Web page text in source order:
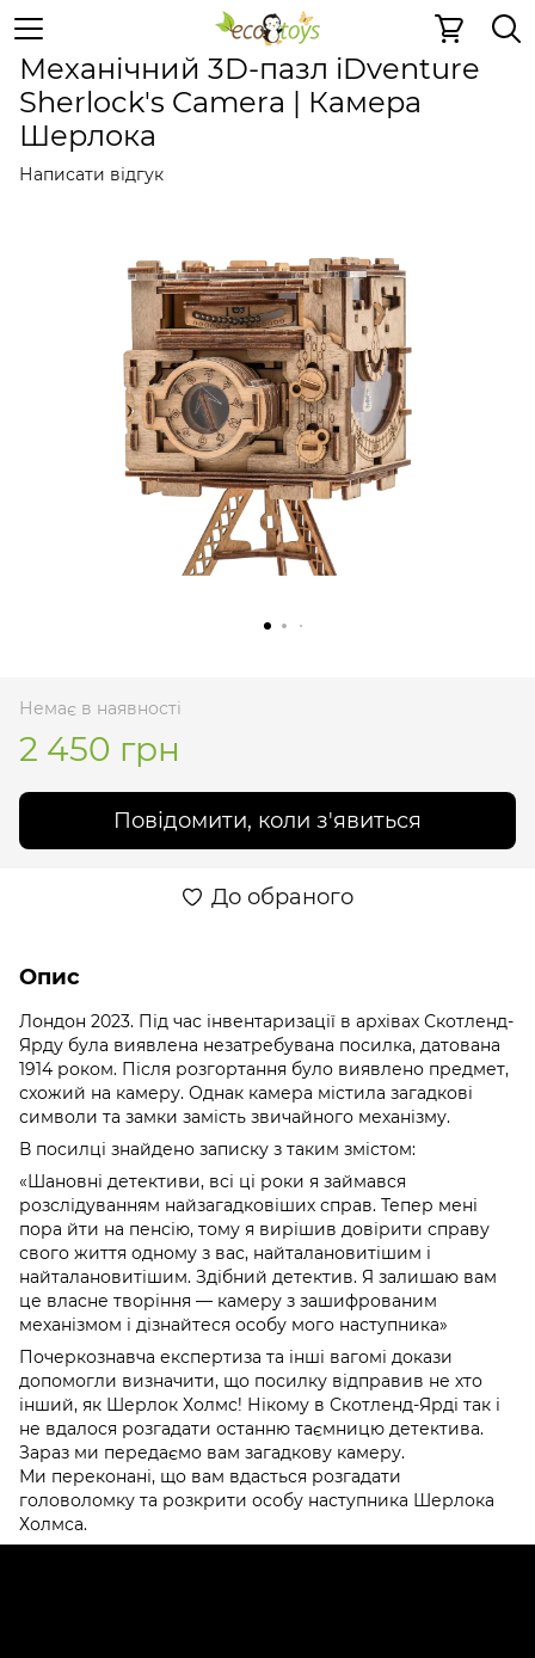
Дерев'яні конструктори Скриньки і квестбокси
Механічний 3D-пазл iDventure
Sherlock's Camera | Камера
Шерлока
Написати відгук
Немає в наявності
2 450 грн
Повідомити, коли з'явиться
До обраного
Опис
Лондон 2023. Під час інвентаризації в архівах Скотленд-
Ярду була виявлена ​​незатребувана посилка, датована
1914 роком. Після розгортання було виявлено предмет,
схожий на камеру. Однак камера містила загадкові
символи та замки замість звичайного механізму.
В посилці знайдено записку з таким змістом:
Шановні детективи, всі ці роки я займався
розслідуванням найзагадковіших справ. Тепер мені
пора йти на пенсію, тому я вирішив довірити справу
свого життя одному з вас, найталановитішим і
найталановитішим. Здібний детектив. Я залишаю вам
це власне творіння — камеру з зашифрованим
механізмом і дізнайтеся особу мого наступника
Почеркознавча експертиза та інші вагомі докази
допомогли визначити, що посилку відправив не хто
інший, як Шерлок Холмс! Нікому в Скотленд-Ярді так і
не вдалося розгадати останню таємницю детектива.
Зараз ми передаємо вам загадкову камеру.
Ми переконані, що вам вдасться розгадати
головоломку та розкрити особу наступника Шерлока
Холмса.